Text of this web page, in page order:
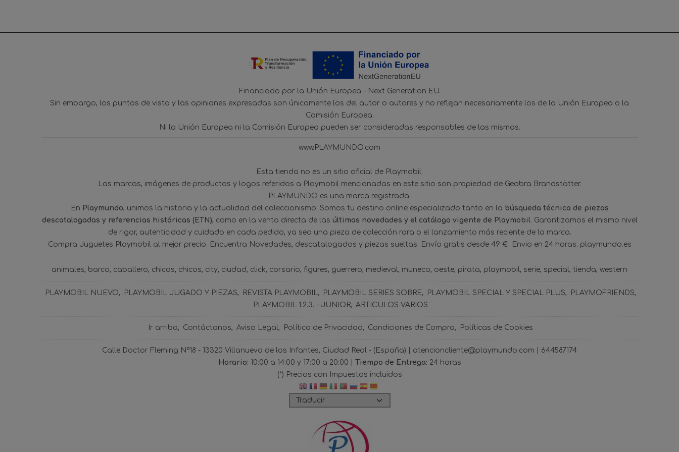
Financiado por la Unión Europea - Next Generation EU.
Sin embargo, los puntos de vista y las opiniones expresadas son únicamente los del autor o autores y no reflejan necesariamente los de la Unión Europea o la
Comisión Europea.
Ni la Unión Europea ni la Comisión Europea pueden ser consideradas responsables de las mismas.
www.PLAYMUNDO.com
Esta tienda no es un sitio oficial de Playmobil.
Las marcas, imágenes de productos y logos referidos a Playmobil mencionadas en este sitio son propiedad de Geobra Brandstätter.
PLAYMUNDO es una marca registrada.
En Playmundo, unimos la historia y la actualidad del coleccionismo. Somos tu destino online especializado tanto en la búsqueda técnica de piezas
descatalogadas y referencias históricas (ETN), como en la venta directa de las últimas novedades y el catálogo vigente de Playmobil. Garantizamos el mismo nivel
de rigor, autenticidad y cuidado en cada pedido, ya sea una pieza de colección rara o el lanzamiento más reciente de la marca.
Compra Juguetes Playmobil al mejor precio. Encuentra Novedades, descatalogados y piezas sueltas. Envío gratis desde 49 €. Envio en 24 horas. playmundo.es
animales barco caballero chicas chicos city ciudad click corsario figures guerrero medieval muneco oeste pirata playmobil serie special tienda western
PLAYMOBIL NUEVO PLAYMOBIL JUGADO Y PIEZAS REVISTA PLAYMOBIL PLAYMOBIL SERIES SOBRE PLAYMOBIL SPECIAL Y SPECIAL PLUS
PLAYMOFRIENDS
PLAYMOBIL 1.2.3. - JUNIOR
ARTICULOS VARIOS
Ir arriba Contáctanos Aviso Legal Política de Privacidad Condiciones de Compra Políticas de Cookies
Calle Doctor Fleming Nº18 - 13320 Villanueva de los Infantes, Ciudad Real - (España) | atencioncliente@playmundo.com | 644587174
Horario: 10:00 a 14:00 y 17:00 a 20:00 | Tiempo de Entrega: 24 horas
(*) Precios con Impuestos incluidos